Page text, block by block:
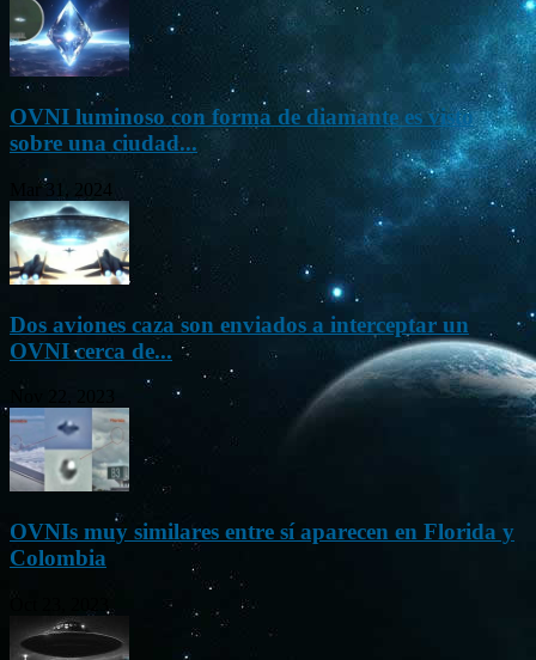
OVNI luminoso con forma de diamante es visto
sobre una ciudad...
Mar 31, 2024
Dos aviones caza son enviados a interceptar un
OVNI cerca de...
OVNIs muy similares entre sí aparecen en Florida y
Colombia